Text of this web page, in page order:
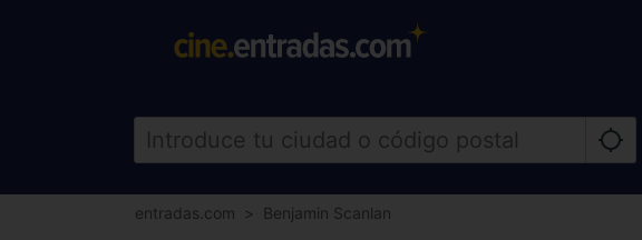
entradas.com Benjamin Scanlan